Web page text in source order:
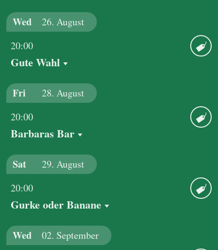
Wed 26. August
20:00
Gute Wahl
Fri 28. August
20:00
Barbaras Bar
Sat 29. August
20:00
Gurke oder Banane
Wed 02. September